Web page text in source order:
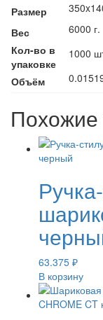
Размер
Вес
6000 г.
Кол-во в
упаковке
1000
Объём
63.375 ₽
В корзину